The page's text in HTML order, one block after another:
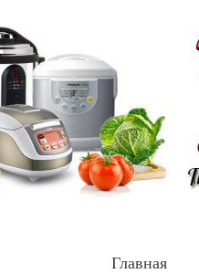
Главная